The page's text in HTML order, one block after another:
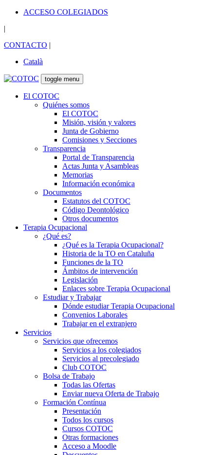
ACCESO COLEGIADOS
|
CONTACTO |
Català
toggle menu
El COTOC
Quiénes somos
El COTOC
Misión, visión y valores
Junta de Gobierno
Comisiones y Secciones
Transparencia
Portal de Transparencia
Actas Junta y Asambleas
Memorias
Información económica
Documentos
Estatutos del COTOC
Código Deontológico
Otros documentos
Terapia Ocupacional
¿Qué es?
¿Qué es la Terapia Ocupacional?
Historia de la TO en Cataluña
Funciones de la TO
Ámbitos de intervención
Legislación
Enlaces sobre Terapia Ocupacional
Estudiar y Trabajar
Dónde estudiar Terapia Ocupacional
Convenios Laborales
Trabajar en el extranjero
Servicios
Servicios que ofrecemos
Servicios a los colegiados
Servicios al precolegiado
Club COTOC
Bolsa de Trabajo
Todas las Ofertas
Enviar nueva Oferta de Trabajo
Formación Contínua
Presentación
Todos los cursos
Cursos COTOC
Otras formaciones
Acceso a Moodle